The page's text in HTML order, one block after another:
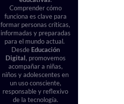
Comprender cómo
funciona es clave para
formar personas críticas,
informadas y preparadas
para el mundo actual.
Desde Educación
Digital, promovemos
acompañar a niñas,
niños y adolescentes en
un uso consciente,
responsable y reflexivo
de la tecnología.